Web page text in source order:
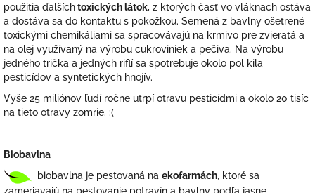
použitia ďalšíchtoxických látok, z ktorých časť vo vláknach ostáva
a dostáva sa do kontaktu s pokožkou. Semená z bavlny ošetrené
toxickými chemikáliami sa spracovávajú na krmivo pre zvieratá a
na olej využívaný na výrobu cukroviniek a pečiva. Na výrobu
jedného trička a jedných riflí sa spotrebuje okolo pol kila
pesticídov a syntetických hnojív.
Vyše 25 miliónov ľudí ročne utrpí otravu pesticídmi a okolo 20 tisíc
na tieto otravy zomrie. :(
Biobavlna
biobavlna je pestovaná na ekofarmách, ktoré sa